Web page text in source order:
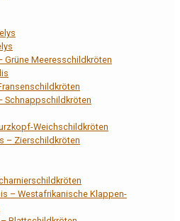
Grüne Meeresschildkröten
Schnappschildkröten
Weichschildkröten
– Zierschildkröten
– Westafrikanische Klappen-